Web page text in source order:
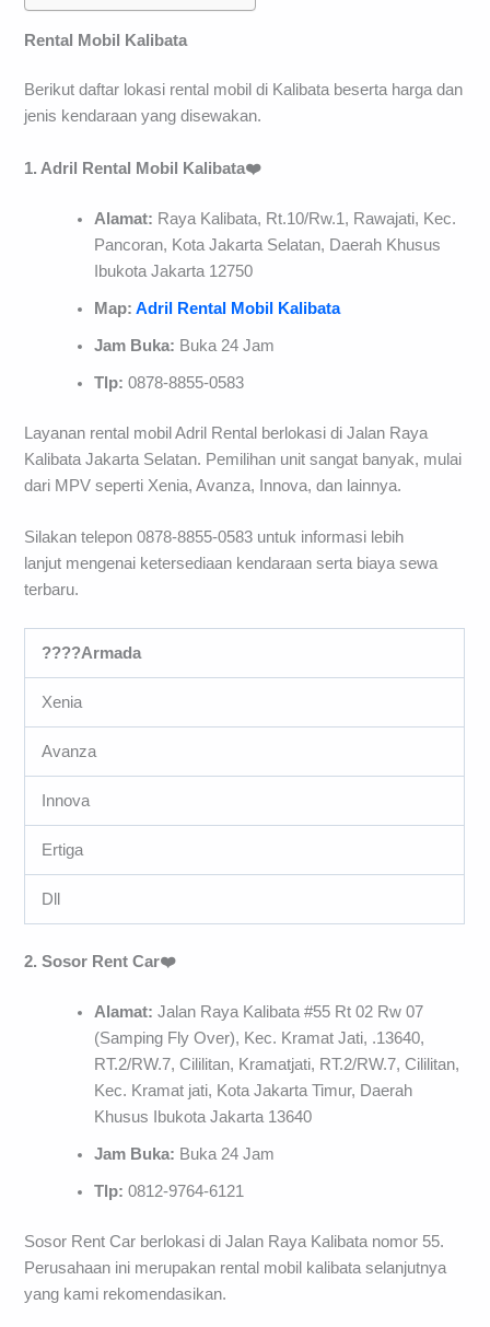
Rental Mobil Kalibata
Berikut daftar lokasi rental mobil di Kalibata beserta harga dan
jenis kendaraan yang disewakan.
1. Adril Rental Mobil Kalibata❤️
Alamat: Raya Kalibata, Rt.10/Rw.1, Rawajati, Kec.
Pancoran, Kota Jakarta Selatan, Daerah Khusus
Ibukota Jakarta 12750
Map:Adril Rental Mobil Kalibata
Jam Buka: Buka 24 Jam
Tlp: 0878-8855-0583
Layanan rental mobil Adril Rental berlokasi di Jalan Raya
Kalibata Jakarta Selatan. Pemilihan unit sangat banyak, mulai
dari MPV seperti Xenia, Avanza, Innova, dan lainnya.
Silakan telepon 0878-8855-0583 untuk informasi lebih
lanjut mengenai ketersediaan kendaraan serta biaya sewa
terbaru.
????Armada
Xenia
Avanza
Innova
Ertiga
Dll
2. Sosor Rent Car❤️
Alamat:Jalan Raya Kalibata #55 Rt 02 Rw 07
(Samping Fly Over), Kec. Kramat Jati, .13640,
RT.2/RW.7, Cililitan, Kramatjati, RT.2/RW.7, Cililitan,
Kec. Kramat jati, Kota Jakarta Timur, Daerah
Khusus Ibukota Jakarta 13640
Jam Buka: Buka 24 Jam
Tlp: 0812-9764-6121
Sosor Rent Car berlokasi di Jalan Raya Kalibata nomor 55.
Perusahaan ini merupakan rental mobil kalibata selanjutnya
yang kami rekomendasikan.